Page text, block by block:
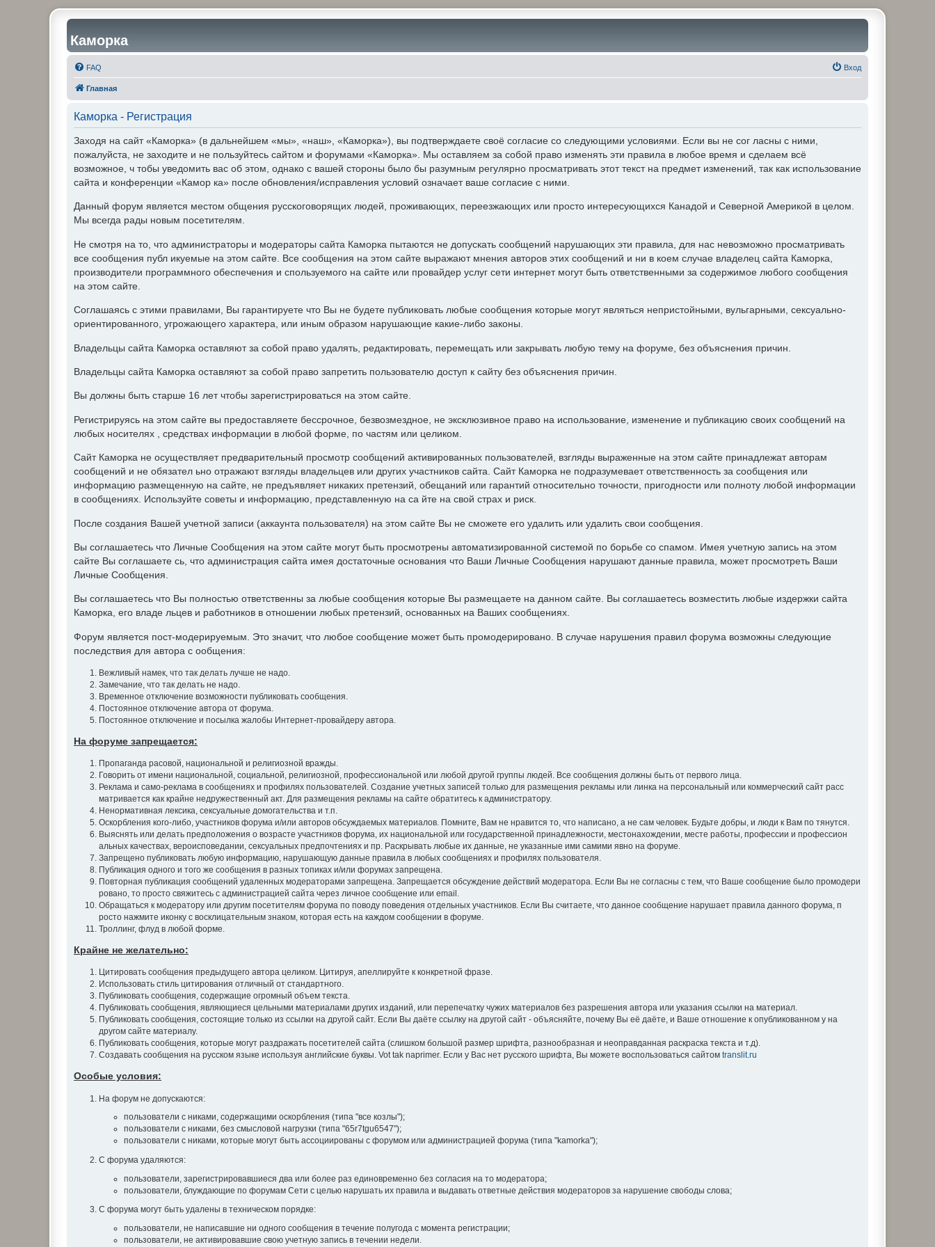
Каморка
FAQ Вход
Главная
Каморка - Регистрация
Заходя на сайт «Каморка» (в дальнейшем «мы», «наш», «Каморка»), вы подтверждаете своё согласие со следующими условиями. Если вы не сог ласны с ними,
пожалуйста, не заходите и не пользуйтесь сайтом и форумами «Каморка». Мы оставляем за собой право изменять эти правила в любое время и сделаем всё
возможное, ч тобы уведомить вас об этом, однако с вашей стороны было бы разумным регулярно просматривать этот текст на предмет изменений, так как использование
сайта и конференции «Камор ка» после обновления/исправления условий означает ваше согласие с ними.
Данный форум является местом общения русскоговорящих людей, проживающих, переезжающих или просто интересующихся Канадой и Северной Америкой в целом.
Мы всегда рады новым посетителям.
Не смотря на то, что администраторы и модераторы сайта Каморка пытаются не допускать сообщений нарушающих эти правила, для нас невозможно просматривать
все сообщения публ икуемые на этом сайте. Все сообщения на этом сайте выражают мнения авторов этих сообщений и ни в коем случае владелец сайта Каморка,
производители программного обеспечения и спользуемого на сайте или провайдер услуг сети интернет могут быть ответственными за содержимое любого сообщения
на этом сайте.
Соглашаясь с этими правилами, Вы гарантируете что Вы не будете публиковать любые сообщения которые могут являться непристойными, вульгарными, сексуально-
ориентированного, угрожающего характера, или иным образом нарушающие какие-либо законы.
Владельцы сайта Каморка оставляют за собой право удалять, редактировать, перемещать или закрывать любую тему на форуме, без объяснения причин.
Владельцы сайта Каморка оставляют за собой право запретить пользователю доступ к сайту без объяснения причин.
Вы должны быть старше 16 лет чтобы зарегистрироваться на этом сайте.
Регистрируясь на этом сайте вы предоставляете бессрочное, безвозмездное, не эксклюзивное право на использование, изменение и публикацию своих сообщений на
любых носителях , средствах информации в любой форме, по частям или целиком.
Сайт Каморка не осуществляет предварительный просмотр сообщений активированных пользователей, взгляды выраженные на этом сайте принадлежат авторам
сообщений и не обязател ьно отражают взгляды владельцев или других участников сайта. Сайт Каморка не подразумевает ответственность за сообщения или
информацию размещенную на сайте, не предъявляет никаких претензий, обещаний или гарантий относительно точности, пригодности или полноту любой информации
в сообщениях. Используйте советы и информацию, представленную на са йте на свой страх и риск.
После создания Вашей учетной записи (аккаунта пользователя) на этом сайте Вы не сможете его удалить или удалить свои сообщения.
Вы соглашаетесь что Личные Сообщения на этом сайте могут быть просмотрены автоматизированной системой по борьбе со спамом. Имея учетную запись на этом
сайте Вы соглашаете сь, что администрация сайта имея достаточные основания что Ваши Личные Сообщения нарушают данные правила, может просмотреть Ваши
Личные Сообщения.
Вы соглашаетесь что Вы полностью ответственны за любые сообщения которые Вы размещаете на данном сайте. Вы соглашаетесь возместить любые издержки сайта
Каморка, его владе льцев и работников в отношении любых претензий, основанных на Ваших сообщениях.
Форум является пост-модерируемым. Это значит, что любое сообщение может быть промодерировано. В случае нарушения правил форума возможны следующие
последствия для автора с ообщения:
Вежливый намек, что так делать лучше не надо.
Замечание, что так делать не надо.
Временное отключение возможности публиковать сообщения.
Постоянное отключение автора от форума.
Постоянное отключение и посылка жалобы Интернет-провайдеру автора.
На форуме запрещается:
Пропаганда расовой, национальной и религиозной вражды.
Говорить от имени национальной, социальной, религиозной, профессиональной или любой другой группы людей. Все сообщения должны быть от первого лица.
Реклама и само-реклама в сообщениях и профилях пользователей. Создание учетных записей только для размещения рекламы или линка на персональный или коммерческий сайт расс
матривается как крайне недружественный акт. Для размещения рекламы на сайте обратитесь к администратору.
Ненормативная лексика, сексуальные домогательства и т.п.
Оскорбления кого-либо, участников форума и/или авторов обсуждаемых материалов. Помните, Вам не нравится то, что написано, а не сам человек. Будьте добры, и люди к Вам по тянутся.
Выяснять или делать предположения о возрасте участников форума, их национальной или государственной принадлежности, местонахождении, месте работы, профессии и профессион
альных качествах, вероисповедании, сексуальных предпочтениях и пр. Раскрывать любые их данные, не указанные ими самими явно на форуме.
Запрещено публиковать любую информацию, нарушающую данные правила в любых сообщениях и профилях пользователя.
Публикация одного и того же сообщения в разных топиках и/или форумах запрещена.
Повторная публикация сообщений удаленных модераторами запрещена. Запрещается обсуждение действий модератора. Если Вы не согласны с тем, что Ваше сообщение было промодери
ровано, то просто свяжитесь с администрацией сайта через личное сообщение или email.
Обращаться к модератору или другим посетителям форума по поводу поведения отдельных участников. Если Вы считаете, что данное сообщение нарушает правила данного форума, п
росто нажмите иконку с восклицательным знаком, которая есть на каждом сообщении в форуме.
Троллинг, флуд в любой форме.
Крайне не желательно:
Цитировать сообщения предыдущего автора целиком. Цитируя, апеллируйте к конкретной фразе.
Использовать стиль цитирования отличный от стандартного.
Публиковать сообщения, содержащие огромный объем текста.
Публиковать сообщения, являющиеся цельными материалами других изданий, или перепечатку чужих материалов без разрешения автора или указания ссылки на материал.
Публиковать сообщения, состоящие только из ссылки на другой сайт. Если Вы даёте ссылку на другой сайт - объясняйте, почему Вы её даёте, и Ваше отношение к опубликованном у на
другом сайте материалу.
Публиковать сообщения, которые могут раздражать посетителей сайта (слишком большой размер шрифта, разнообразная и неоправданная раскраска текста и т.д).
Создавать сообщения на русском языке используя английские буквы. Vot tak naprimer. Если у Вас нет русского шрифта, Вы можете воспользоваться сайтом translit.ru
Особые условия:
На форум не допускаются:
пользователи с никами, содержащими оскорбления (типа "все козлы");
пользователи с никами, без смысловой нагрузки (типа "65r7tgu6547");
пользователи с никами, которые могут быть ассоциированы с форумом или администрацией форума (типа "kamorka");
С форума удаляются:
пользователи, зарегистрировавшиеся два или более раз единовременно без согласия на то модератора;
пользователи, блуждающие по форумам Сети с целью нарушать их правила и выдавать ответные действия модераторов за нарушение свободы слова;
С форума могут быть удалены в техническом порядке:
пользователи, не написавшие ни одного сообщения в течение полугода с момента регистрации;
пользователи, не активировавшие свою учетную запись в течении недели.